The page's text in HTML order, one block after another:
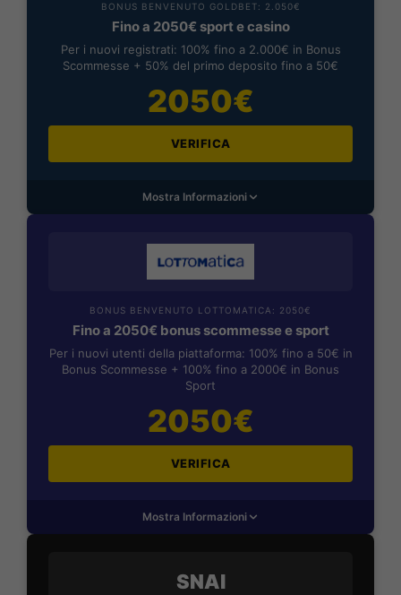
BONUS BENVENUTO GOLDBET: 2.050€
Fino a 2050€ sport e casino
Per i nuovi registrati: 100% fino a 2.000€ in Bonus
Scommesse + 50% del primo deposito fino a 50€
2050€
VERIFICA
Mostra Informazioni
BONUS BENVENUTO LOTTOMATICA: 2050€
Fino a 2050€ bonus scommesse e sport
Per i nuovi utenti della piattaforma: 100% fino a 50€ in
Bonus Scommesse + 100% fino a 2000€ in Bonus
Sport
2050€
VERIFICA
Mostra Informazioni
SNAI